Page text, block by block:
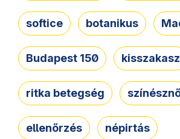
softice botanikus
Budapest 150 kisszakasz
ritka betegség
ellenőrzés népirtás